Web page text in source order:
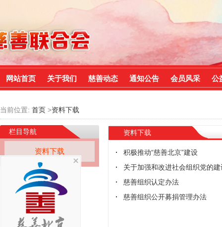
网站首页 关于我们 慈善动态 通知公告 会员风采 公
当前位置: 首页 >资料下载
栏目导航
资料下载
资料下载
积极推动“慈善北京”建设
关于加强和改进社会组织党的
慈善组织认定办法
慈善组织公开募捐管理办法